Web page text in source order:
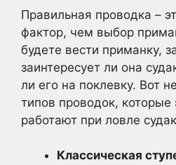
Правильная проводка –
фактор, чем выбор
будете вести приманку,
заинтересует ли она
ли его на поклевку. Вот
типов проводок, которые
работают при ловле
Классическая